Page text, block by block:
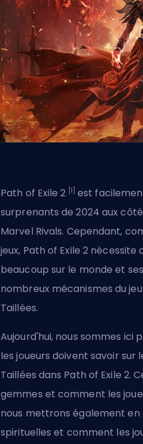
Path of Exile 2 [1] est
surprenants de 2024 aux
Marvel Rivals. Cependant,
jeux, Path of Exile 2
beaucoup sur le monde et
nombreux mécanismes du
Taillées.
Aujourd'hui, nous sommes ici
les joueurs doivent savoir sur
Taillées dans Path of Exile 2.
gemmes et comment les
nous mettrons également
spirituelles et comment les